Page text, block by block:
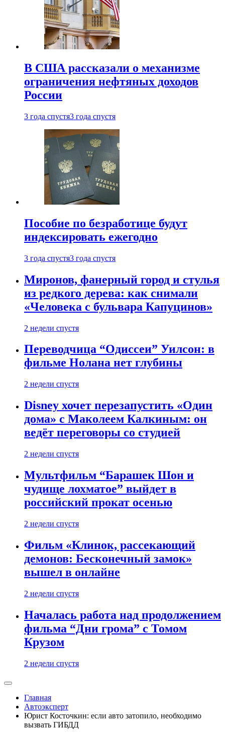
В США рассказали о механизме
ограничения нефтяных доходов
России
3 года спустя3 года спустя
Пособие по безработице будут
индексировать ежегодно
3 года спустя3 года спустя
Миронов, фанерный город и стулья
из редкого дерева: как снимали
«Человека с бульвара Капуцинов»
2 недели спустя
Переводчица “Одиссеи” Уилсон: в
фильме Нолана нет глубины
2 недели спустя
Disney хочет перезапустить «Один
дома» с Маколеем Калкиным: он
ведёт переговоры со студией
2 недели спустя
Мультфильм “Барашек Шон и
чудище лохматое” выйдет в
российский прокат осенью
2 недели спустя
Фильм «Клинок, рассекающий
демонов: Бесконечный замок»
вышел в онлайне
2 недели спустя
Началась работа над продолжением
фильма “Дни грома” с Томом
Крузом
2 недели спустя
Главная
Автоэксперт
Юрист Косточкин: если авто затопило, необходимо
вызвать ГИБДД